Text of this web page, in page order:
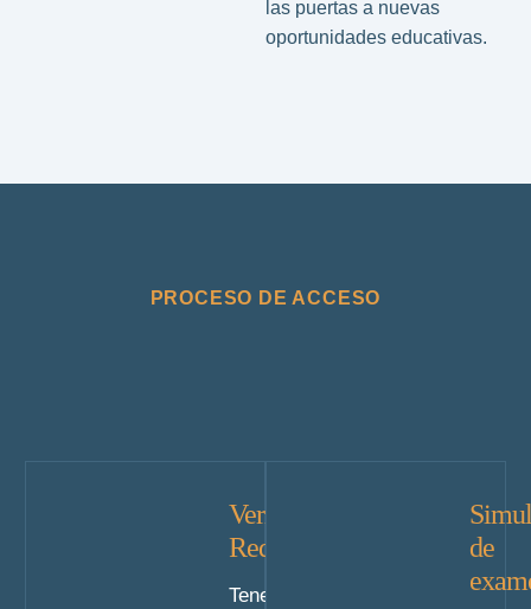
las puertas a nuevas
oportunidades educativas.
PROCESO DE ACCESO
Verificar
Requisitos
Tener al
de